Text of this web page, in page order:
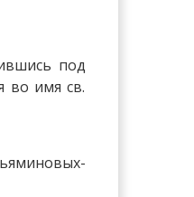
под
во имя св.